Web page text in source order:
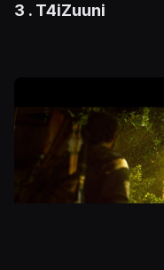
3 . T4iZuuni